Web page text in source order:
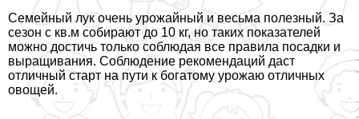
Семейный лук очень урожайный и весьма полезный. За
сезон с кв.м собирают до 10 кг, но таких показателей
можно достичь только соблюдая все правила посадки и
выращивания. Соблюдение рекомендаций даст
отличный старт на пути к богатому урожаю отличных
овощей.